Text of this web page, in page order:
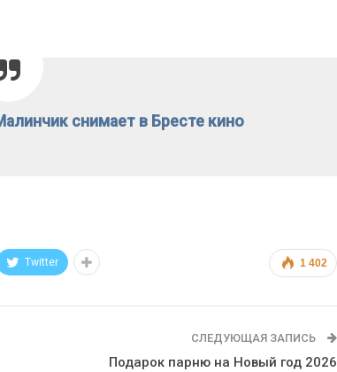
снимает в Бресте кино
1 402
Twitter
СЛЕДУЮЩАЯ ЗАПИСЬ
Подарок парню на Новый год 2026